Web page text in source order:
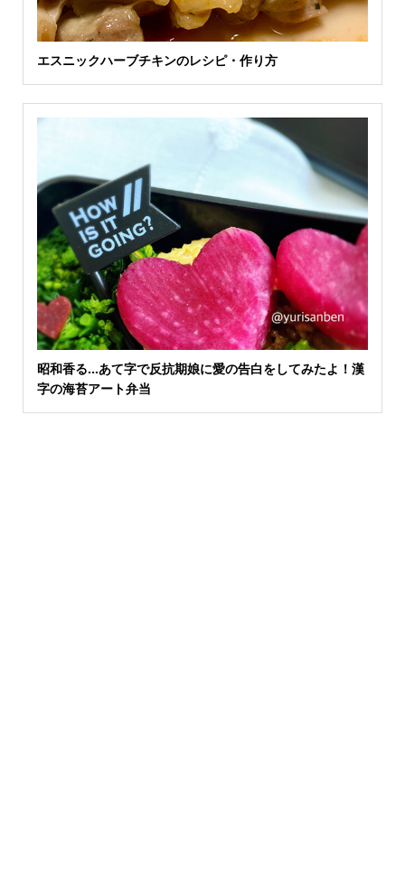
エスニックハーブチキンのレシピ・作り方
昭和香る…あて字で反抗期娘に愛の告白をしてみたよ！漢
字の海苔アート弁当